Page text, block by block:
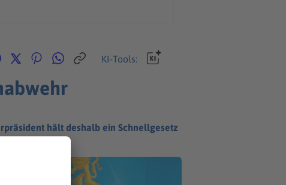
KI-Tools:
hält deshalb ein Schnellgesetz